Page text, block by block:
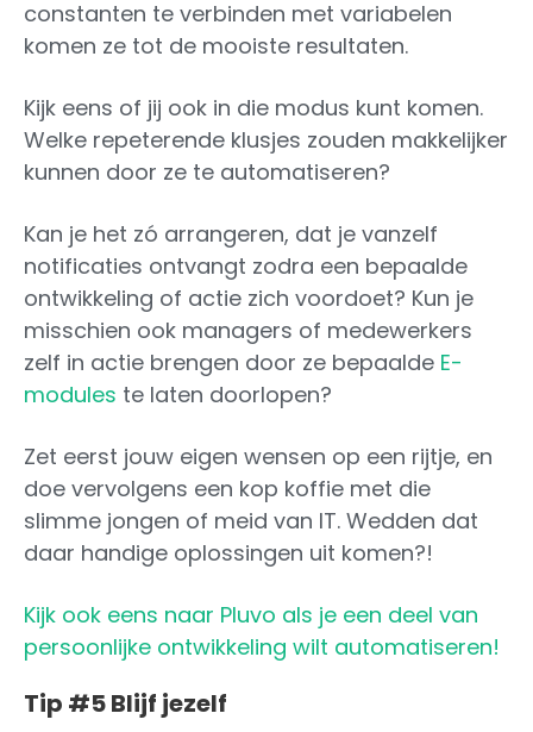
constanten te verbinden met variabelen
komen ze tot de mooiste resultaten.
Kijk eens of jij ook in die modus kunt komen.
Welke repeterende klusjes zouden makkelijker
kunnen door ze te automatiseren?
Kan je het zó arrangeren, dat je vanzelf
notificaties ontvangt zodra een bepaalde
ontwikkeling of actie zich voordoet? Kun je
misschien ook managers of medewerkers
zelf in actie brengen door ze bepaalde E-
modules te laten doorlopen?
Zet eerst jouw eigen wensen op een rijtje, en
doe vervolgens een kop koffie met die
slimme jongen of meid van IT. Wedden dat
daar handige oplossingen uit komen?!
Kijk ook eens naar Pluvo als je een deel van
persoonlijke ontwikkeling wilt automatiseren!
Tip #5 Blijf jezelf